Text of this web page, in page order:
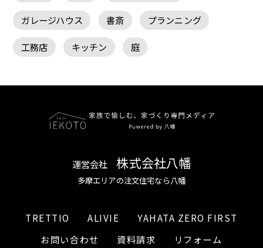
ガレージハウス 書斎 プランニング
工務店 キッチン 庭
運営会社 株式会社八幡
多摩エリアの注文住宅なら八幡
TRETTIO ALIVIE
YAHATA ZERO FIRST
お問い合わせ
資料請求 リフォーム